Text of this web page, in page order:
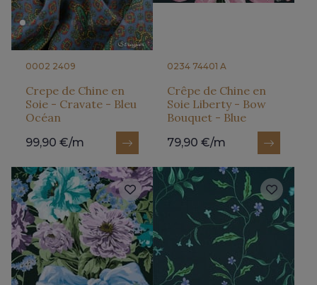
0002 2409
Crepe de Chine en
Soie - Cravate - Bleu
Océan
99,90 €/m
0234 74401 A
Crêpe de Chine en
Soie Liberty - Bow
Bouquet - Blue
79,90 €/m